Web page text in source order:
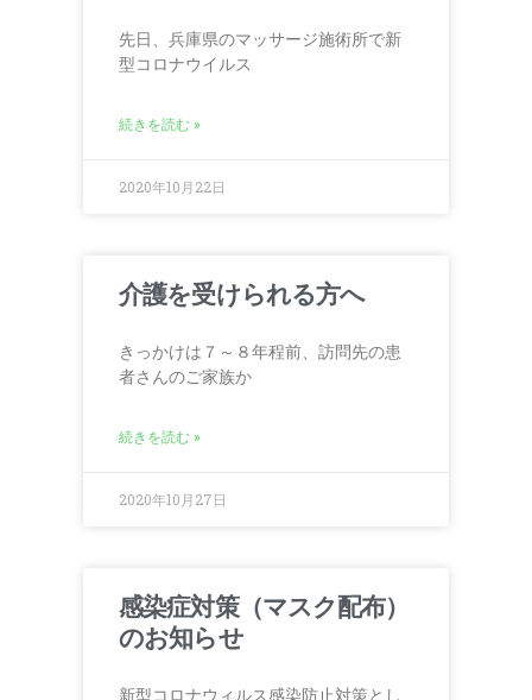
先日、兵庫県のマッサージ施術所で新
型コロナウイルス
続きを読む »
2020年10月22日
介護を受けられる方へ
きっかけは７～８年程前、訪問先の患
者さんのご家族か
続きを読む »
2020年10月27日
感染症対策（マスク配布）
のお知らせ
新型コロナウィルス感染防止対策とし